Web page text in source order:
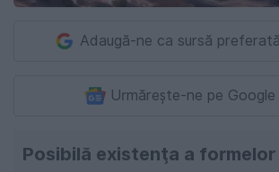
Adaugă-ne ca sursă
Urmărește-ne pe Google
Posibilă existenţa a